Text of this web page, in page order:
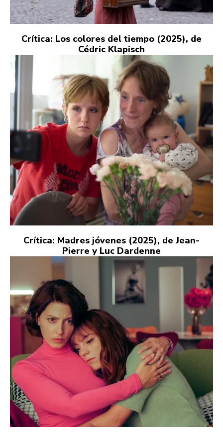
Crítica: Los colores del tiempo (2025), de
Cédric Klapisch
Crítica: Madres jóvenes (2025), de Jean-
Pierre y Luc Dardenne